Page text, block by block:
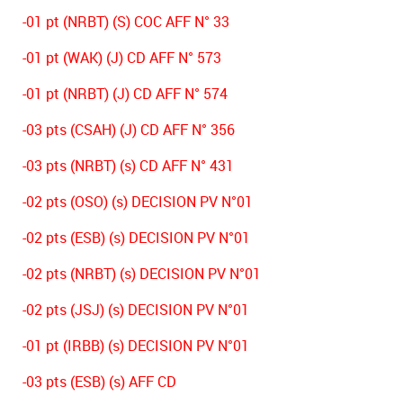
-01 pt (NRBT) (S) COC AFF N° 33
-01 pt (WAK) (J) CD AFF N° 573
-01 pt (NRBT) (J) CD AFF N° 574
-03 pts (CSAH) (J) CD AFF N° 356
-03 pts (NRBT) (s) CD AFF N° 431
-02 pts (OSO) (s) DECISION PV N°01
-02 pts (ESB) (s) DECISION PV N°01
-02 pts (NRBT) (s) DECISION PV N°01
-02 pts (JSJ) (s) DECISION PV N°01
-01 pt (IRBB) (s) DECISION PV N°01
-03 pts (ESB) (s) AFF CD